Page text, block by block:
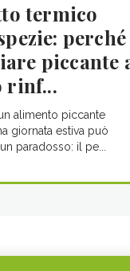
termico
perché
piccante
rinf...
alimento piccante
giornata estiva può
paradosso: il pe...